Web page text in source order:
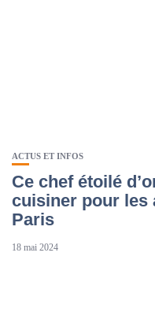
ACTUS ET INFOS
Ce chef étoilé
cuisiner pour les
Paris
18 mai 2024